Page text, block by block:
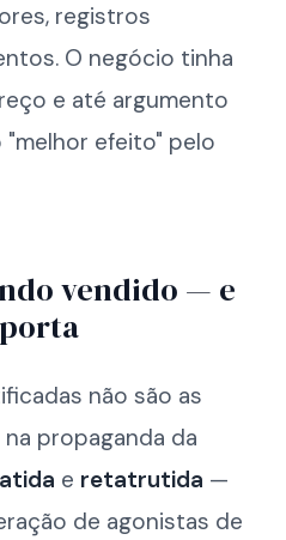
registros
O negócio tinha
e até argumento
efeito" pelo
vendido — e
não são as
propaganda da
e retatrutida —
de agonistas de